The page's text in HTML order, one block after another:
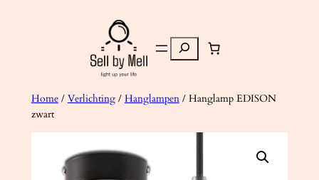
Zoeken
Home/ Verlichting/ Hanglampen/ Hanglamp EDISON
zwart